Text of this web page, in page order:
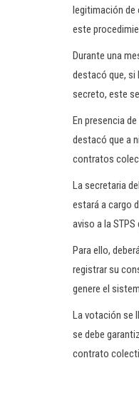
legitimación de
este
Durante una
destacó que,
secreto, este
En presencia
destacó que a
contratos
La secretaria
estará a cargo
aviso a la
Para ello,
registrar su
genere el
La votación se
se debe
contrato